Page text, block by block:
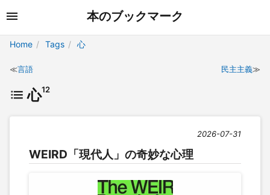
本のブックマーク
Home Tags 心
言語 民主主義
心12
2026-07-31
WEIRD「現代人」の奇妙な心理